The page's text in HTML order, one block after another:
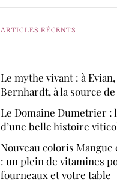
ARTICLES RÉCENTS
Le mythe vivant : à Evian,
Bernhardt, à la source de
Le Domaine Dumetrier :
d’une belle histoire
Nouveau coloris Mangue
: un plein de vitamines
fourneaux et votre table